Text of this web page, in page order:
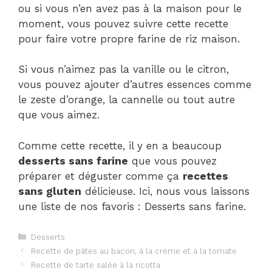
ou si vous n’en avez pas à la maison pour le
moment, vous pouvez suivre cette recette
pour faire votre propre farine de riz maison.
Si vous n’aimez pas la vanille ou le citron,
vous pouvez ajouter d’autres essences comme
le zeste d’orange, la cannelle ou tout autre
que vous aimez.
Comme cette recette, il y en a beaucoup
desserts sans farine que vous pouvez
préparer et déguster comme ça recettes
sans gluten délicieuse. Ici, nous vous laissons
une liste de nos favoris : Desserts sans farine.
Catégories
Desserts
Navigation
des
Recette de pâtes au bacon, à la crème et à la tomate
Recette de tarte salée à la ricotta